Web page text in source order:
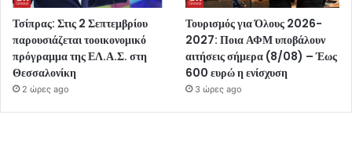
Τσίπρας: Στις 2 Σεπτεμβρίου
παρουσιάζεται τοοικονομικό
πρόγραμμα της ΕΛ.Α.Σ. στη
Θεσσαλονίκη
2 ώρες ago
Τουρισμός για Όλους 2026-
2027: Ποια ΑΦΜ υποβάλουν
αιτήσεις σήμερα (8/08) – Έως
600 ευρώ η ενίσχυση
3 ώρες ago